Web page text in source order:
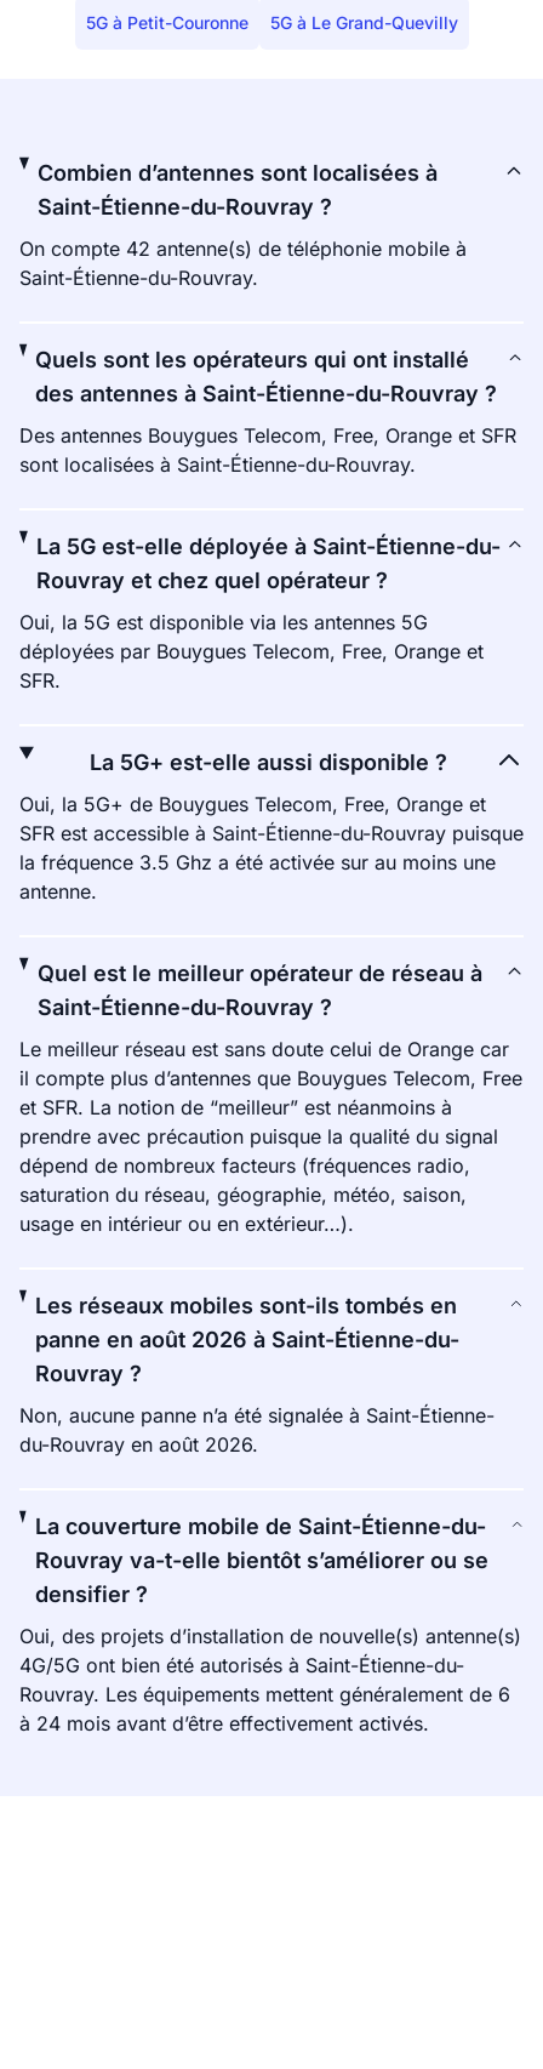
5G à Petit-Couronne 5G à Le Grand-Quevilly
Combien d’antennes sont localisées à
Saint-Étienne-du-Rouvray ?
On compte 42 antenne(s) de téléphonie mobile à
Saint-Étienne-du-Rouvray.
Quels sont les opérateurs qui ont installé
des antennes à Saint-Étienne-du-Rouvray ?
Des antennes Bouygues Telecom, Free, Orange et SFR
sont localisées à Saint-Étienne-du-Rouvray.
La 5G est-elle déployée à Saint-Étienne-du-
Rouvray et chez quel opérateur ?
Oui, la 5G est disponible via les antennes 5G
déployées par Bouygues Telecom, Free, Orange et
SFR.
La 5G+ est-elle aussi disponible ?
Oui, la 5G+ de Bouygues Telecom, Free, Orange et
SFR est accessible à Saint-Étienne-du-Rouvray puisque
la fréquence 3.5 Ghz a été activée sur au moins une
antenne.
Quel est le meilleur opérateur de réseau à
Saint-Étienne-du-Rouvray ?
Le meilleur réseau est sans doute celui de Orange car
il compte plus d’antennes que Bouygues Telecom, Free
et SFR. La notion de “meilleur” est néanmoins à
prendre avec précaution puisque la qualité du signal
dépend de nombreux facteurs (fréquences radio,
saturation du réseau, géographie, météo, saison,
usage en intérieur ou en extérieur…).
Les réseaux mobiles sont-ils tombés en
panne en août 2026 à Saint-Étienne-du-
Rouvray ?
Non, aucune panne n’a été signalée à Saint-Étienne-
du-Rouvray en août 2026.
La couverture mobile de Saint-Étienne-du-
Rouvray va-t-elle bientôt s’améliorer ou se
densifier ?
Oui, des projets d’installation de nouvelle(s) antenne(s)
4G/5G ont bien été autorisés à Saint-Étienne-du-
Rouvray. Les équipements mettent généralement de 6
à 24 mois avant d’être effectivement activés.